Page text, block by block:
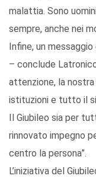
malattia. Sono
sempre, anche nei
Infine, un
– conclude
attenzione, la
istituzioni e tutto il
Il Giubileo sia per
rinnovato impegno
centro la persona”.
L’iniziativa del